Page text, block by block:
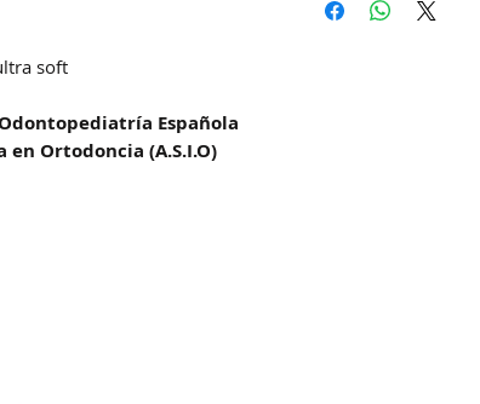
soft
Española
Ortodoncia (A.S.I.O)
DAC (Agencia central)